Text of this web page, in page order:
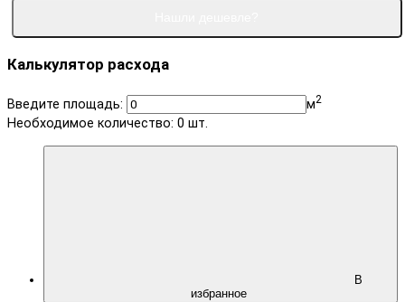
Калькулятор расхода
Введите площадь: м2
Необходимое количество: 0 шт.
В
избранное